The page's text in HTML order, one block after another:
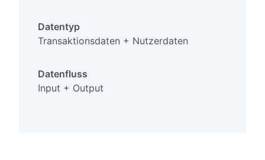
Datentyp
Transaktionsdaten + Nutzerdaten
Datenfluss
Input + Output